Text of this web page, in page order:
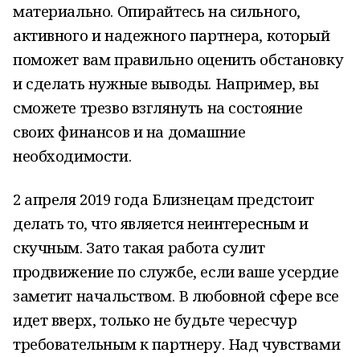
материально. Опирайтесь на сильного,
активного и надежного партнера, который
поможет вам правильно оценить обстановку
и сделать нужные выводы. Например, вы
сможете трезво взглянуть на состояние
своих финансов и на домашние
необходимости.
2 апреля 2019 года Близнецам предстоит
делать то, что является неинтересным и
скучным. Зато такая работа сулит
продвижение по службе, если ваше усердие
заметит начальством. В любовной сфере все
идет вверх, только не будьте чересчур
требовательным к партнеру. Над чувствами